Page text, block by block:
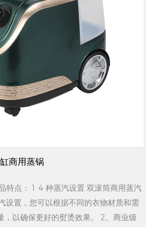
商用蒸锅
设置，您可以根据不同的衣物材质和需
保更好的熨烫效果。 2、商业级